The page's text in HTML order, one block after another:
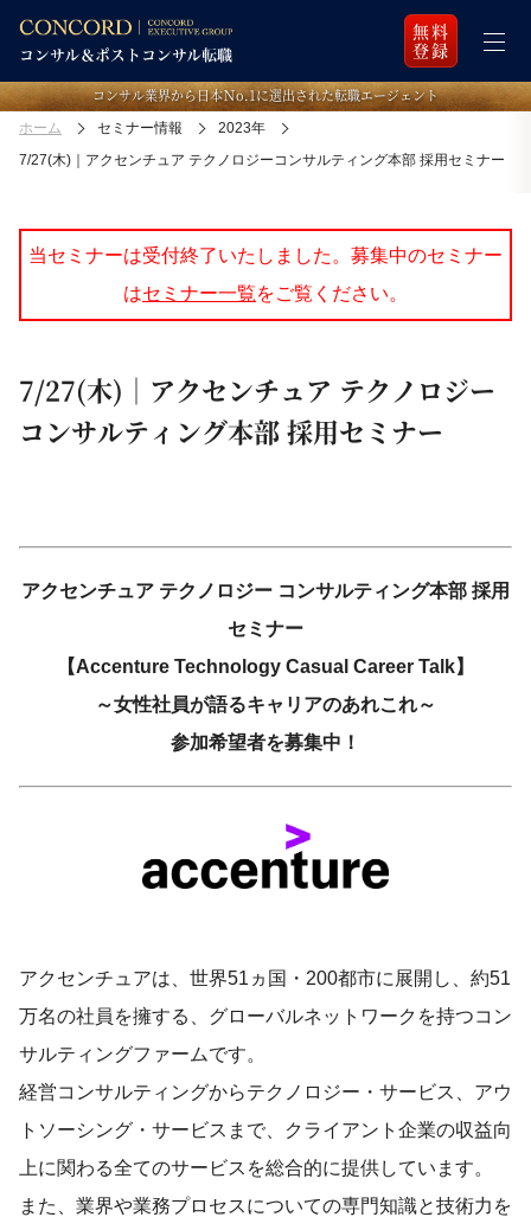
無料
登録
コンサル業界から日本Ｎo.1に選出された転職エージェント
ホーム セミナー情報
2023年
7/27(木)｜アクセンチュア テクノロジーコンサルティング本部 採用セミナー
当セミナーは受付終了いたしました。募集中のセミナー
はセミナー一覧をご覧ください。
7/27(木)｜アクセンチュア テクノロジー
コンサルティング本部 採用セミナー
アクセンチュア テクノロジー コンサルティング本部 採用
セミナー
【Accenture Technology Casual Career Talk】
～女性社員が語るキャリアのあれこれ～
参加希望者を募集中！
アクセンチュアは、世界51ヵ国・200都市に展開し、約51
万名の社員を擁する、グローバルネットワークを持つコン
サルティングファームです。
経営コンサルティングからテクノロジー・サービス、アウ
トソーシング・サービスまで、クライアント企業の収益向
上に関わる全てのサービスを総合的に提供しています。
また、業界や業務プロセスについての専門知識と技術力を